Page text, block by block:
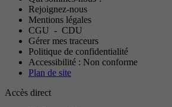
Rejoignez-nous
Mentions légales
CGU - CDU
Gérer mes traceurs
Politique de confidentialité
Accessibilité : Non conforme
Plan de site
Accès direct